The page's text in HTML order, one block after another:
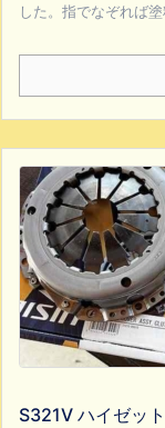
した。指でなぞれば
S321V ハイゼッ